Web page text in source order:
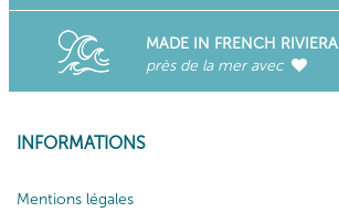
MADE IN FRENCH RIVIERA
près de la mer avec
INFORMATIONS
Mentions légales